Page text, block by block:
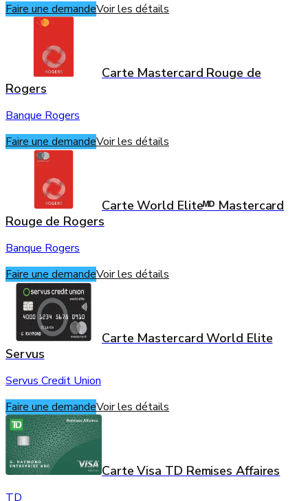
Faire une demandeVoir les détails
Carte Mastercard Rouge de
Rogers
Banque Rogers
Faire une demandeVoir les détails
Carte World Eliteᴹᴰ Mastercard
Rouge de Rogers
Banque Rogers
Faire une demandeVoir les détails
Carte Mastercard World Elite
Servus
Servus Credit Union
Faire une demandeVoir les détails
Carte Visa TD Remises Affaires
TD